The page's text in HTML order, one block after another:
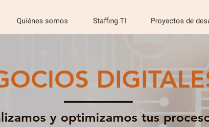
Quiénes somos Staffing TI Proyectos de
y optimizamos tus